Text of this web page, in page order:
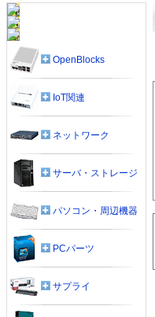
OpenBlocks
IoT関連
ネットワーク
サーバ・ストレージ
パソコン・周辺機器
PCパーツ
サプライ